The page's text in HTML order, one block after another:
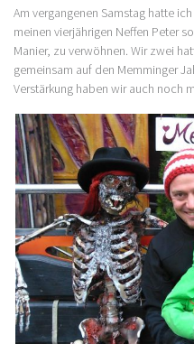
Am vergangenen Samstag hatte
meinen vierjährigen Neffen Peter
Manier, zu verwöhnen. Wir zwei
gemeinsam auf den Memminger
Verstärkung haben wir auch noch